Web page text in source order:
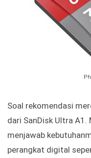
Soal rekomendasi
dari SanDisk Ultra A1.
menjawab
perangkat digital